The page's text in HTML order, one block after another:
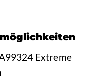
Extreme